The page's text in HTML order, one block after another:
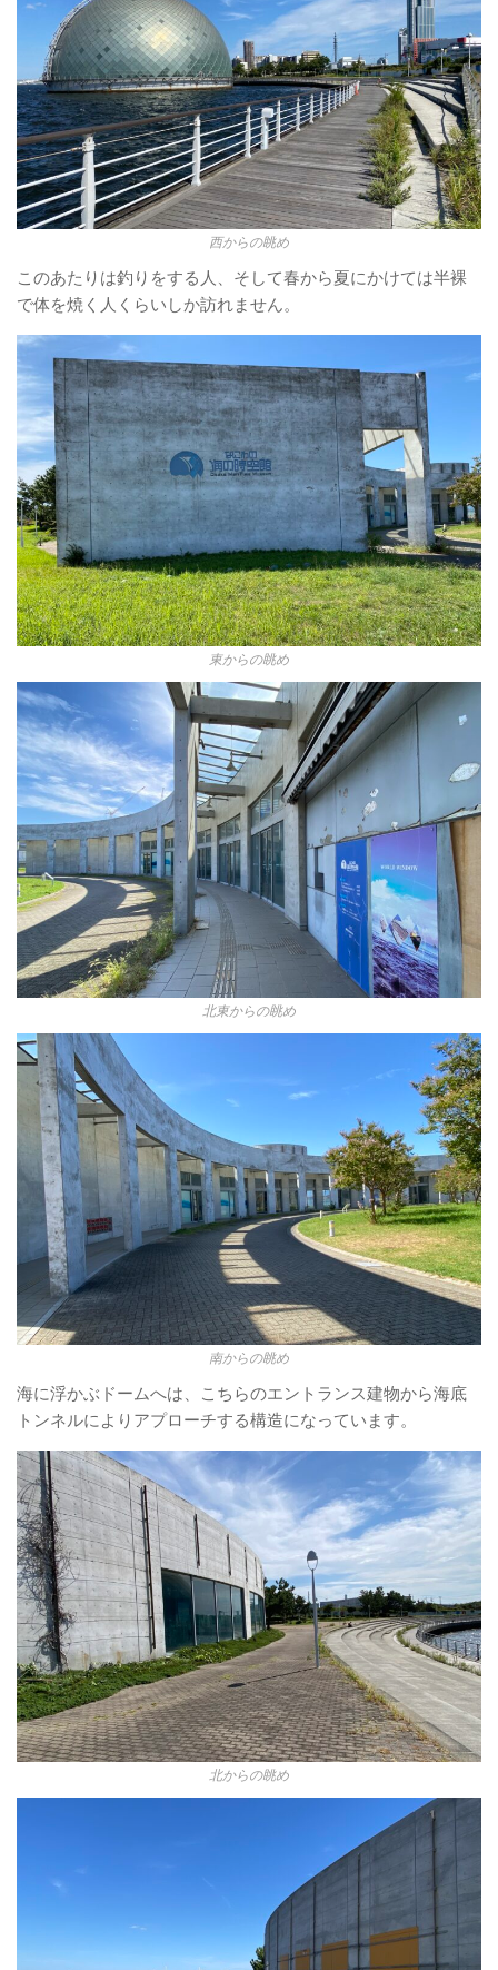
西からの眺め
このあたりは釣りをする人、そして春から夏にかけては半裸
で体を焼く人くらいしか訪れません。
東からの眺め
北東からの眺め
南からの眺め
海に浮かぶドームへは、こちらのエントランス建物から海底
トンネルによりアプローチする構造になっています。
北からの眺め